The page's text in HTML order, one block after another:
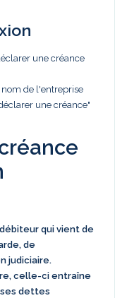
une créance
de l'entreprise
une créance"
débiteur qui vient de
de
judiciaire.
celle-ci entraîne
dettes